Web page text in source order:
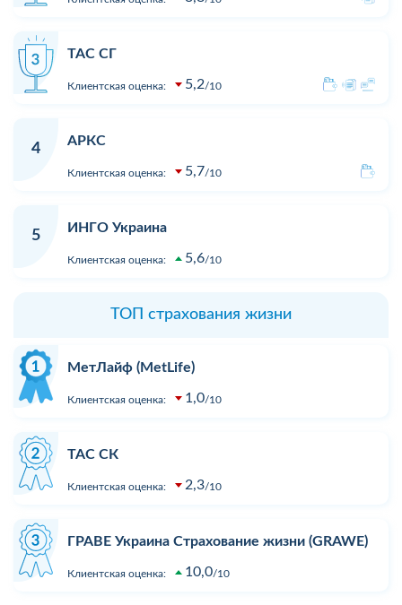
ТАС СГ
Клиентская оценка: 5,2 10
4
АРКС
Клиентская оценка: 5,7 10
5
ИНГО Украина
Клиентская оценка: 5,6 10
ТОП страхования жизни
МетЛайф (MetLife)
Клиентская оценка: 1,0 10
ТАС СК
Клиентская оценка: 2,3 10
ГРАВЕ Украина Страхование жизни (GRAWE)
Клиентская оценка: 10,0 10